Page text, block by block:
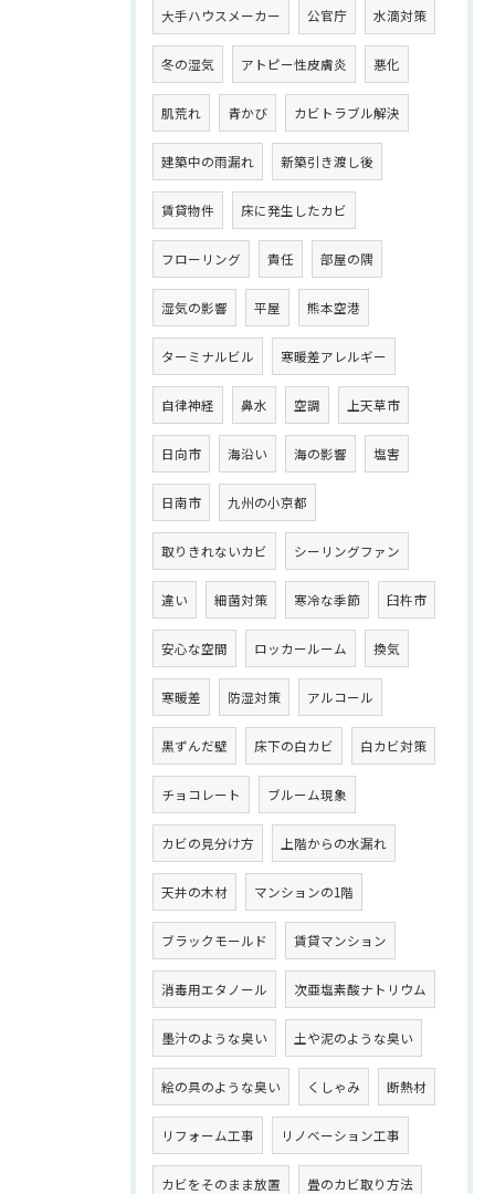
大手ハウスメーカー 公官庁 水滴対策
冬の湿気 アトピー性皮膚炎 悪化
肌荒れ 青かび カビトラブル解決
建築中の雨漏れ 新築引き渡し後
賃貸物件 床に発生したカビ
フローリング 責任 部屋の隅
湿気の影響 平屋 熊本空港
ターミナルビル 寒暖差アレルギー
自律神経 鼻水 空調 上天草市
日向市 海沿い 海の影響 塩害
日南市 九州の小京都
取りきれないカビ シーリングファン
違い 細菌対策 寒冷な季節 臼杵市
安心な空間 ロッカールーム 換気
寒暖差 防湿対策 アルコール
黒ずんだ壁 床下の白カビ 白カビ対策
チョコレート ブルーム現象
カビの見分け方 上階からの水漏れ
天井の木材 マンションの1階
ブラックモールド 賃貸マンション
消毒用エタノール 次亜塩素酸ナトリウム
墨汁のような臭い 土や泥のような臭い
絵の具のような臭い くしゃみ 断熱材
リフォーム工事 リノベーション工事
カビをそのまま放置 畳のカビ取り方法